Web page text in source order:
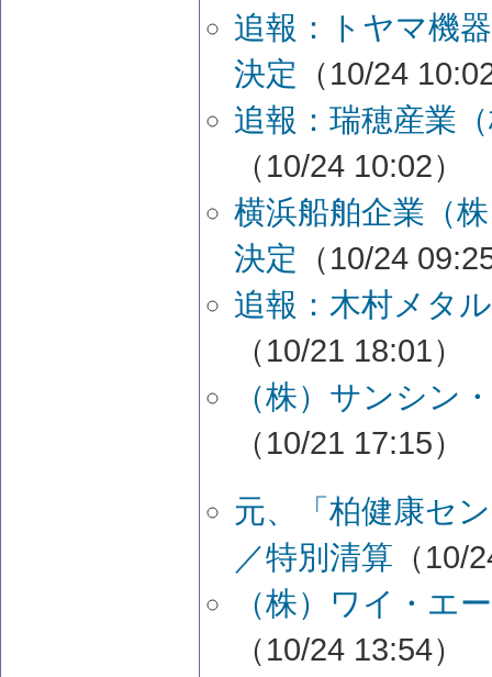
追報：トヤマ機
決定 （10/24
追報：瑞穂産業
（10/24 10:02）
横浜船舶企業（
決定 （10/24
追報：木村メタ
（10/21 18:01）
（株）サンシン
（10/21 17:15）
元、「柏健康セ
／特別清算 （10/
（株）ワイ・エ
（10/24 13:54）